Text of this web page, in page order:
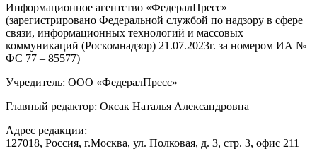
Информационное агентство «ФедералПресс»
(зарегистрировано Федеральной службой по надзору в сфере
связи, информационных технологий и массовых
коммуникаций (Роскомнадзор) 21.07.2023г. за номером ИА №
ФС 77 – 85577)
Учредитель: ООО «ФедералПресс»
Главный редактор: Оксак Наталья Александровна
Адрес редакции:
127018, Россия, г.Москва, ул. Полковая, д. 3, стр. 3, офис 211